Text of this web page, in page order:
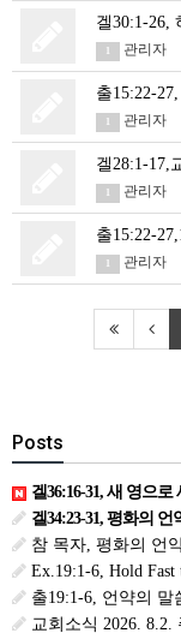
겔30:1-26,
관리자
출15:22-
관리자
겔28:1-17,
관리자
출15:22-
관리자
Posts
겔36:16-31, 새 영으로
겔34:23-31, 평화의
참 목자, 평화의 언약과 복, 묵
Ex.19:1-6, Hold Fast
출19:1-6, 언약의 말
교회소식 2026. 8.2.